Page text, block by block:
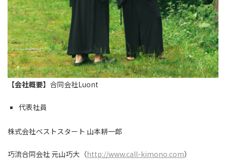
【会社概要】 合同会社Luont
代表社員
株式会社ベストスタート ⼭本耕⼀郎
巧流合同会社 元⼭巧⼤（http://www.call-kimono.com）